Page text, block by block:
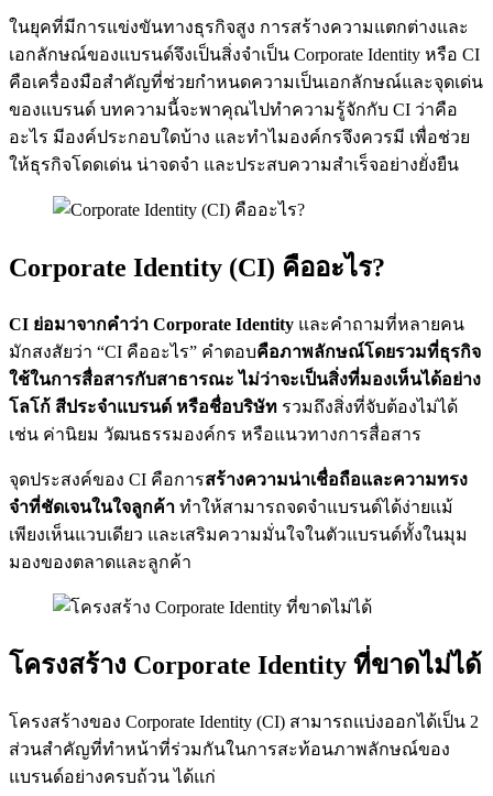
ในยุคที่มีการแข่งขันทางธุรกิจสูง การสร้างความแตกต่างและ
เอกลักษณ์ของแบรนด์จึงเป็นสิ่งจำเป็น Corporate Identity หรือ CI
คือเครื่องมือสำคัญที่ช่วยกำหนดความเป็นเอกลักษณ์และจุดเด่น
ของแบรนด์ บทความนี้จะพาคุณไปทำความรู้จักกับ CI ว่าคือ
อะไร มีองค์ประกอบใดบ้าง และทำไมองค์กรจึงควรมี เพื่อช่วย
ให้ธุรกิจโดดเด่น น่าจดจำ และประสบความสำเร็จอย่างยั่งยืน
Corporate Identity (CI) คืออะไร?
CI ย่อมาจากคำว่า Corporate Identity และคำถามที่หลายคน
มักสงสัยว่า “CI คืออะไร” คำตอบคือภาพลักษณ์โดยรวมที่ธุรกิจ
ใช้ในการสื่อสารกับสาธารณะ ไม่ว่าจะเป็นสิ่งที่มองเห็นได้อย่าง
โลโก้ สีประจำแบรนด์ หรือชื่อบริษัท รวมถึงสิ่งที่จับต้องไม่ได้
เช่น ค่านิยม วัฒนธรรมองค์กร หรือแนวทางการสื่อสาร
จุดประสงค์ของ CI คือการสร้างความน่าเชื่อถือและความทรง
จำที่ชัดเจนในใจลูกค้า ทำให้สามารถจดจำแบรนด์ได้ง่ายแม้
เพียงเห็นแวบเดียว และเสริมความมั่นใจในตัวแบรนด์ทั้งในมุม
มองของตลาดและลูกค้า
โครงสร้าง Corporate Identity ที่ขาดไม่ได้
โครงสร้างของ Corporate Identity (CI) สามารถแบ่งออกได้เป็น 2
ส่วนสำคัญที่ทำหน้าที่ร่วมกันในการสะท้อนภาพลักษณ์ของ
แบรนด์อย่างครบถ้วน ได้แก่